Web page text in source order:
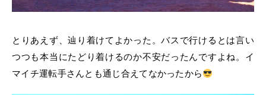
とりあえず、辿り着けてよかった。バスで行けるとは言い
つつも本当にたどり着けるのか不安だったんですよね。イ
マイチ運転手さんとも通じ合えてなかったから